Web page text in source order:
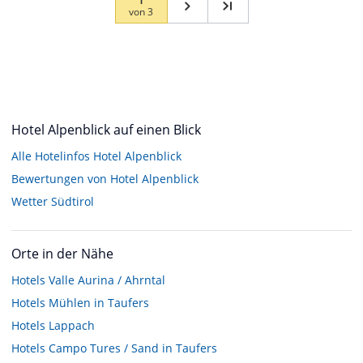
von3
Hotel Alpenblick auf einen Blick
Alle Hotelinfos Hotel Alpenblick
Bewertungen von Hotel Alpenblick
Wetter Südtirol
Orte in der Nähe
Hotels Valle Aurina / Ahrntal
Hotels Mühlen in Taufers
Hotels Lappach
Hotels Campo Tures / Sand in Taufers